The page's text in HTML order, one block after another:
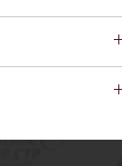
明。這也是一個很好
以及您的客戶如何從
麼辦。制定簡單的退
運輸政策的簡單信息